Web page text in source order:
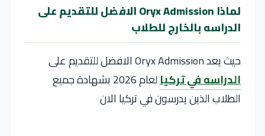
لماذا Oryx Admission الافضل للتقديم على
الدراسه بالخارج للطلاب
حيث يعد Oryx Admission الافضل للتقديم على
الدراسه في تركيا
لعام 2026 بشهادة جميع
الطلاب الذين يدرسون في تركيا الان